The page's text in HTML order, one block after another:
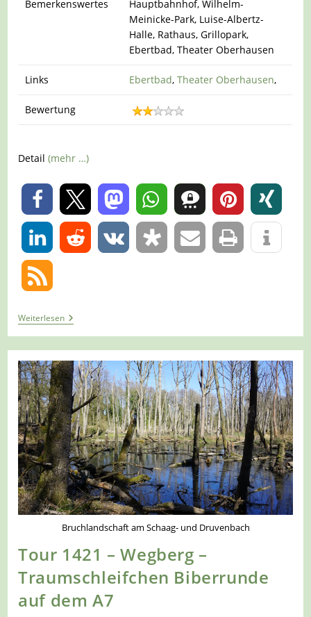
Bemerkenswertes
Hauptbahnhof, Wilhelm-
Meinicke-Park, Luise-Albertz-
Halle, Rathaus, Grillopark,
Ebertbad, Theater Oberhausen
Links Ebertbad,Theater Oberhausen,
Bewertung
Detail(mehr …)
0
0
WeiterlesenTour
1422
–
Oberhausen
–
STOAG
Trassenspaziergang
10
Bruchlandschaft am Schaag- und Druvenbach
Tour 1421 – Wegberg –
Traumschleifchen Biberrunde
auf dem A7